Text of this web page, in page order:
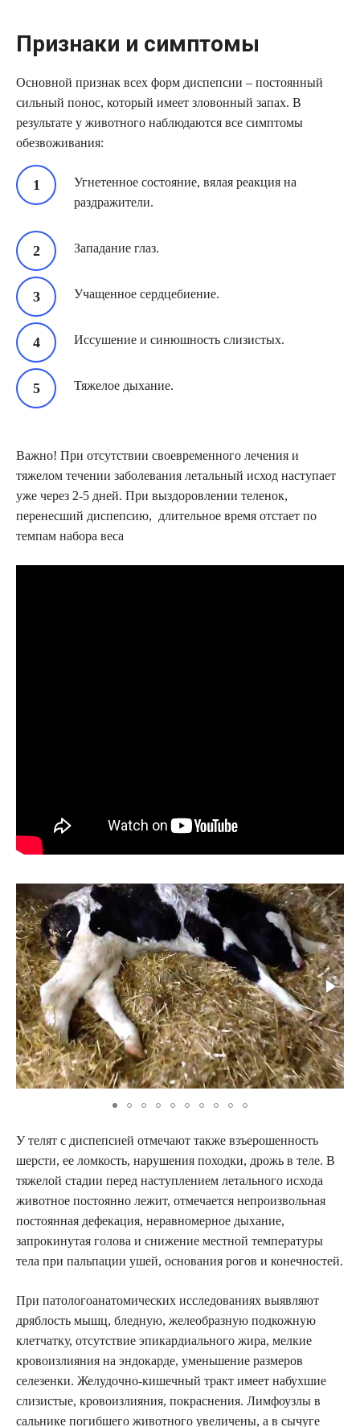
Признаки и симптомы
Основной признак всех форм диспепсии – постоянный
сильный понос, который имеет зловонный запах. В
результате у животного наблюдаются все симптомы
обезвоживания:
Угнетенное состояние, вялая реакция на
раздражители.
Западание глаз.
Учащенное сердцебиение.
Иссушение и синюшность слизистых.
Тяжелое дыхание.
Важно! При отсутствии своевременного лечения и
тяжелом течении заболевания летальный исход наступает
уже через 2-5 дней. При выздоровлении теленок,
перенесший диспепсию, длительное время отстает по
темпам набора веса
У телят с диспепсией отмечают также взъерошенность
шерсти, ее ломкость, нарушения походки, дрожь в теле. В
тяжелой стадии перед наступлением летального исхода
животное постоянно лежит, отмечается непроизвольная
постоянная дефекация, неравномерное дыхание,
запрокинутая голова и снижение местной температуры
тела при пальпации ушей, основания рогов и конечностей.
При патологоанатомических исследованиях выявляют
дряблость мышц, бледную, желеобразную подкожную
клетчатку, отсутствие эпикардиального жира, мелкие
кровоизлияния на эндокарде, уменьшение размеров
селезенки. Желудочно-кишечный тракт имеет набухшие
слизистые, кровоизлияния, покраснения. Лимфоузлы в
сальнике погибшего животного увеличены, а в сычуге